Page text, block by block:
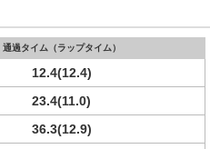
通過タイム（ラップタイム）
12.4(12.4)
23.4(11.0)
36.3(12.9)